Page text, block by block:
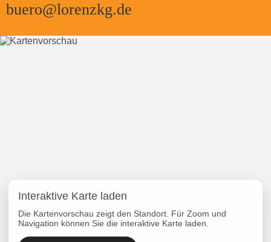
buero@lorenzkg.de
Interaktive Karte laden
Die Kartenvorschau zeigt den Standort. Für Zoom und
Navigation können Sie die interaktive Karte laden.